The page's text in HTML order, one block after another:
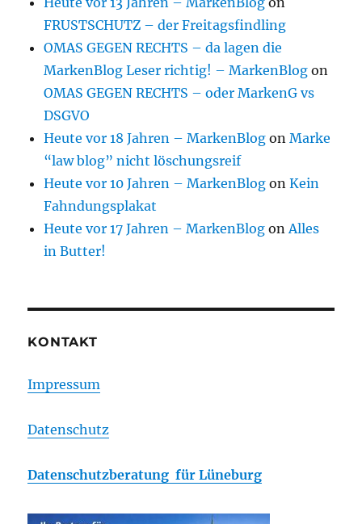
FRUSTSCHUTZ – der Freitagsfindling
OMAS GEGEN RECHTS – da lagen die
MarkenBlog Leser richtig! – MarkenBlog on
OMAS GEGEN RECHTS – oder MarkenG vs
DSGVO
Heute vor 18 Jahren – MarkenBlog onMarke
“law blog” nicht löschungsreif
Heute vor 10 Jahren – MarkenBlog onKein
Fahndungsplakat
Heute vor 17 Jahren – MarkenBlog onAlles
in Butter!
KONTAKT
Impressum
Datenschutz
Datenschutzberatung für Lüneburg